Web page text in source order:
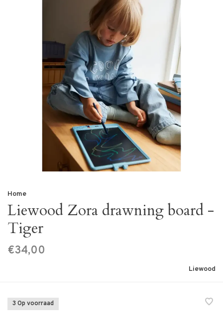
Home
Liewood Zora drawning board -
Tiger
€34,00
Liewood
3 Op voorraad